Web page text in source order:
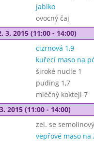
jablko
ovocný čaj
3. 2015 (11:00 - 14:00)
cizrnová 1,9
kuřecí maso na
široké nudle 1
puding 1,7
mléčný koktejl 7
2015 (11:00 - 14:00)
zel. se
vepřové maso na